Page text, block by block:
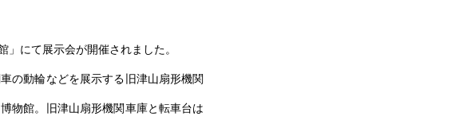
にて展示会が開催されました。
の動輪などを展示する旧津山扇形機関
物館。旧津山扇形機関車庫と転車台は